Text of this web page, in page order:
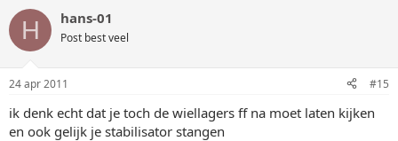
H hans-01
Post best veel
24 apr 2011 #15
ik denk echt dat je toch de wiellagers ff na moet laten kijken
en ook gelijk je stabilisator stangen